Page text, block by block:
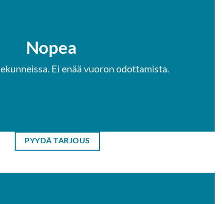
Nopea
Ei enää vuoron odottamista.
PYYDÄ TARJOUS